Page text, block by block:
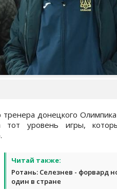
тренера донецкого
тот уровень игры,
Читай также:
Ротань: Селезнев - форвард
один в стране